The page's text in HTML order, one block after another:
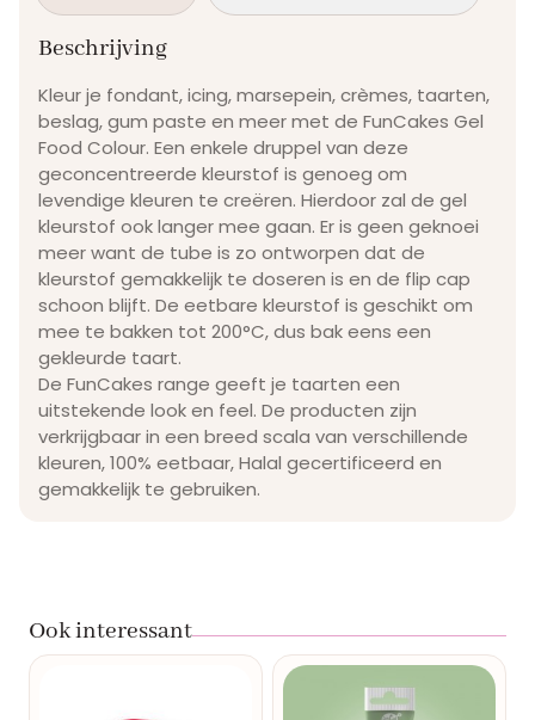
Beschrijving
Kleur je fondant, icing, marsepein, crèmes, taarten,
beslag, gum paste en meer met de FunCakes Gel
Food Colour. Een enkele druppel van deze
geconcentreerde kleurstof is genoeg om
levendige kleuren te creëren. Hierdoor zal de gel
kleurstof ook langer mee gaan. Er is geen geknoei
meer want de tube is zo ontworpen dat de
kleurstof gemakkelijk te doseren is en de flip cap
schoon blijft. De eetbare kleurstof is geschikt om
mee te bakken tot 200°C, dus bak eens een
gekleurde taart.
De FunCakes range geeft je taarten een
uitstekende look en feel. De producten zijn
verkrijgbaar in een breed scala van verschillende
kleuren, 100% eetbaar, Halal gecertificeerd en
gemakkelijk te gebruiken.
Ook interessant